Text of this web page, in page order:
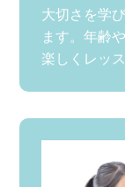
大切さを学
ます。年齢
楽しくレッ